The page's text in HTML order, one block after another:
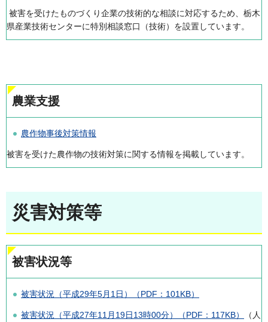
被害を受けたものづくり企業の技術的な相談に対応するため、栃木
県産業技術センターに特別相談窓口（技術）を設置しています。
農業支援
農作物事後対策情報
被害を受けた農作物の技術対策に関する情報を掲載しています。
災害対策等
被害状況等
被害状況（平成29年5月1日）（PDF：101KB）
被害状況（平成27年11月19日13時00分）（PDF：117KB）
（人